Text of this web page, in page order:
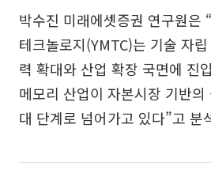
박수진 미래에셋증권 연구원은
테크놀로지(YMTC)는 기술 자
력 확대와 산업 확장 국면에 진
메모리 산업이 자본시장 기반의
대 단계로 넘어가고 있다”고 분